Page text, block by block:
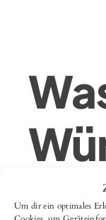
Um dir ein optimales